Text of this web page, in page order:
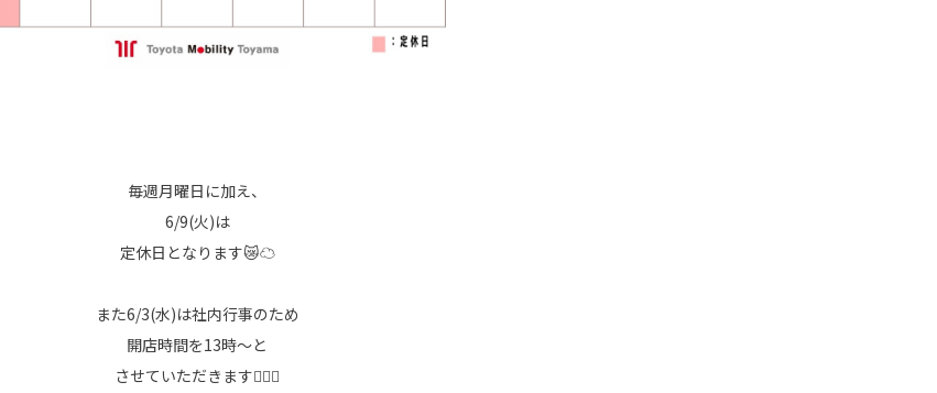
毎週月曜日に加え、
6/9(火)は
定休日となります😿☁
また6/3(水)は社内行事のため
開店時間を13時～と
させていただきます🙇🏻‍♀️